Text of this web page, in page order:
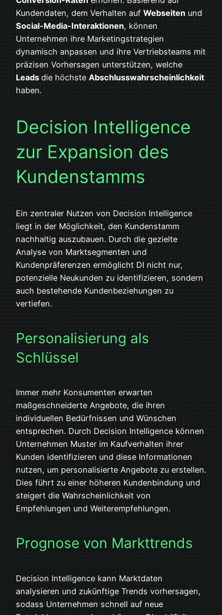
Kundendaten, dem Verhalten auf Webseiten und
Social-Media-Interaktionen, können
Unternehmen ihre Marketingstrategien
dynamisch anpassen und ihre Vertriebsteams mit
präzisen Vorhersagen unterstützen, welche
Leads die höchste Abschlusswahrscheinlichkeit
haben.
Decision Intelligence
zur Expansion des
Kundenstamms
Ein zentraler Nutzen von Decision Intelligence
liegt in der Möglichkeit, den Kundenstamm
nachhaltig auszubauen. Durch die gezielte
Analyse von Marktsegmenten und
Kundenpräferenzen ermöglicht DI nicht nur,
potenzielle Neukunden zu identifizieren, sondern
auch bestehende Kundenbeziehungen zu
vertiefen.
Personalisierung als
Schlüssel
Immer mehr Konsumenten erwarten
maßgeschneiderte Angebote, die ihren
individuellen Bedürfnissen und Wünschen
entsprechen. Durch Decision Intelligence können
Unternehmen Muster im Kaufverhalten ihrer
Kunden identifizieren und diese Informationen
nutzen, um personalisierte Angebote zu erstellen.
Dies führt zu einer höheren Kundenbindung und
steigert die Wahrscheinlichkeit von
Empfehlungen und Weiterempfehlungen.
Prognose von Markttrends
Decision Intelligence kann Marktdaten
analysieren und zukünftige Trends vorhersagen,
sodass Unternehmen schnell auf neue